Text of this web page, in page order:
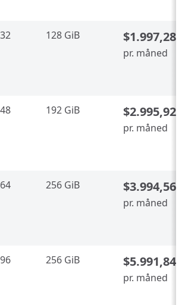
32 128 GiB $1.997,280
pr. måned
48 192 GiB $2.995,92
pr. måned
64 256 GiB $3.994,560
pr. måned
96 256 GiB $5.991,84
pr. måned